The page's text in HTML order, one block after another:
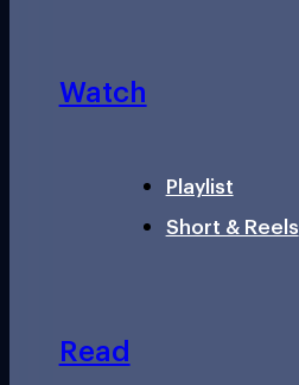
Watch
Playlist
Short & Reels
Read